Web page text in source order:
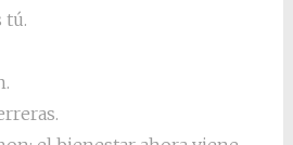
tú.